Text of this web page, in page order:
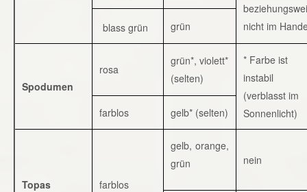
nicht im
blass grün grün
Spodumen
rosa
grün*, violett*
(selten)
* Farbe ist
instabil
(verblasst im
Sonnenlicht)
farblos gelb* (selten)
Topas farblos
gelb, orange,
grün
nein